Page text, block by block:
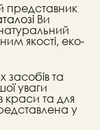
представник
Ви
якості, еко-
засобів та
уваги
краси та для
у